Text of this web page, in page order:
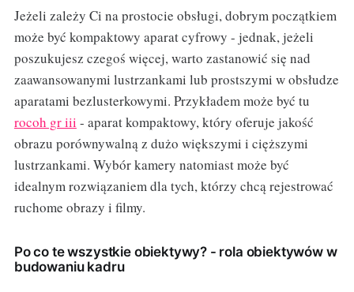
Jeżeli zależy Ci na prostocie obsługi, dobrym początkiem
może być kompaktowy aparat cyfrowy - jednak, jeżeli
poszukujesz czegoś więcej, warto zastanowić się nad
zaawansowanymi lustrzankami lub prostszymi w obsłudze
aparatami bezlusterkowymi. Przykładem może być tu
rocoh gr iii - aparat kompaktowy, który oferuje jakość
obrazu porównywalną z dużo większymi i cięższymi
lustrzankami. Wybór kamery natomiast może być
idealnym rozwiązaniem dla tych, którzy chcą rejestrować
ruchome obrazy i filmy.
Po co te wszystkie obiektywy? - rola obiektywów w
budowaniu kadru